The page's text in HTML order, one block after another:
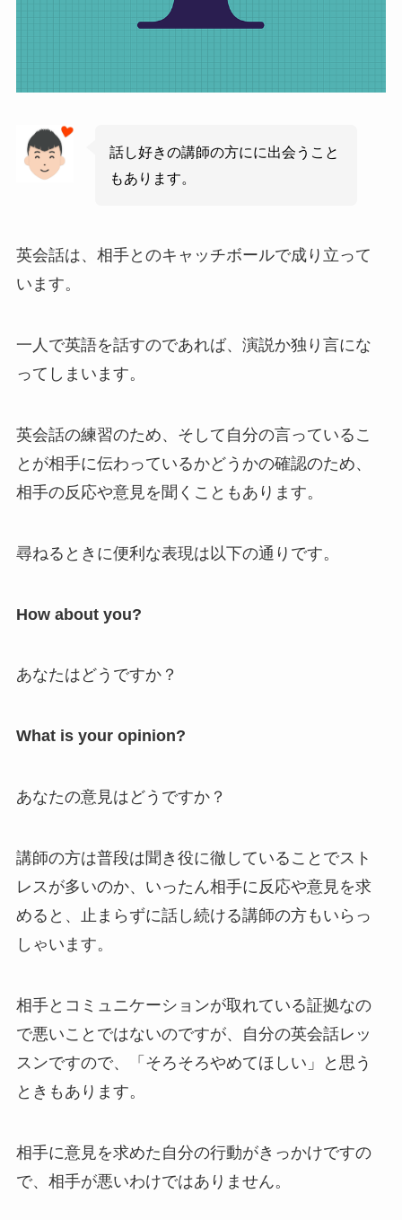
話し好きの講師の方にに出会うこと
もあります。
英会話は、相手とのキャッチボールで成り立って
います。
一人で英語を話すのであれば、演説か独り言にな
ってしまいます。
英会話の練習のため、そして自分の言っているこ
とが相手に伝わっているかどうかの確認のため、
相手の反応や意見を聞くこともあります。
尋ねるときに便利な表現は以下の通りです。
How about you?
あなたはどうですか？
What is your opinion?
あなたの意見はどうですか？
講師の方は普段は聞き役に徹していることでスト
レスが多いのか、いったん相手に反応や意見を求
めると、止まらずに話し続ける講師の方もいらっ
しゃいます。
相手とコミュニケーションが取れている証拠なの
で悪いことではないのですが、自分の英会話レッ
スンですので、「そろそろやめてほしい」と思う
ときもあります。
相手に意見を求めた自分の行動がきっかけですの
で、相手が悪いわけではありません。